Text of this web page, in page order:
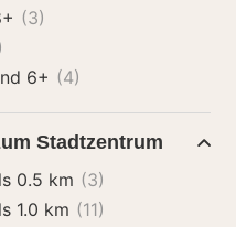
8+ (3)
6+ (4)
Stadtzentrum
0.5 km (3)
1.0 km (11)